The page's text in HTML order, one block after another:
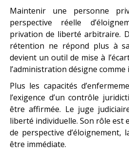
Maintenir une personne
perspective réelle
privation de liberté arbitraire.
rétention ne répond plus à
devient un outil de mise à
l’administration désigne comme
Plus les capacités
l’exigence d’un contrôle
être affirmée. Le juge
liberté individuelle. Son rôle est
de perspective
être immédiate.